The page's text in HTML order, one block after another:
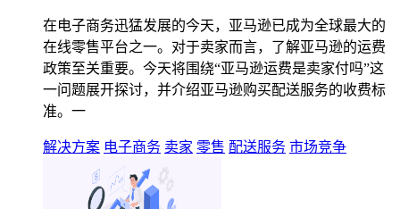
在电子商务迅猛发展的今天，亚马逊已成为全球最大的
在线零售平台之一。对于卖家而言，了解亚马逊的运费
政策至关重要。今天将围绕“亚马逊运费是卖家付吗”这
一问题展开探讨，并介绍亚马逊购买配送服务的收费标
准。一
解决方案 电子商务 卖家 零售 配送服务 市场竞争